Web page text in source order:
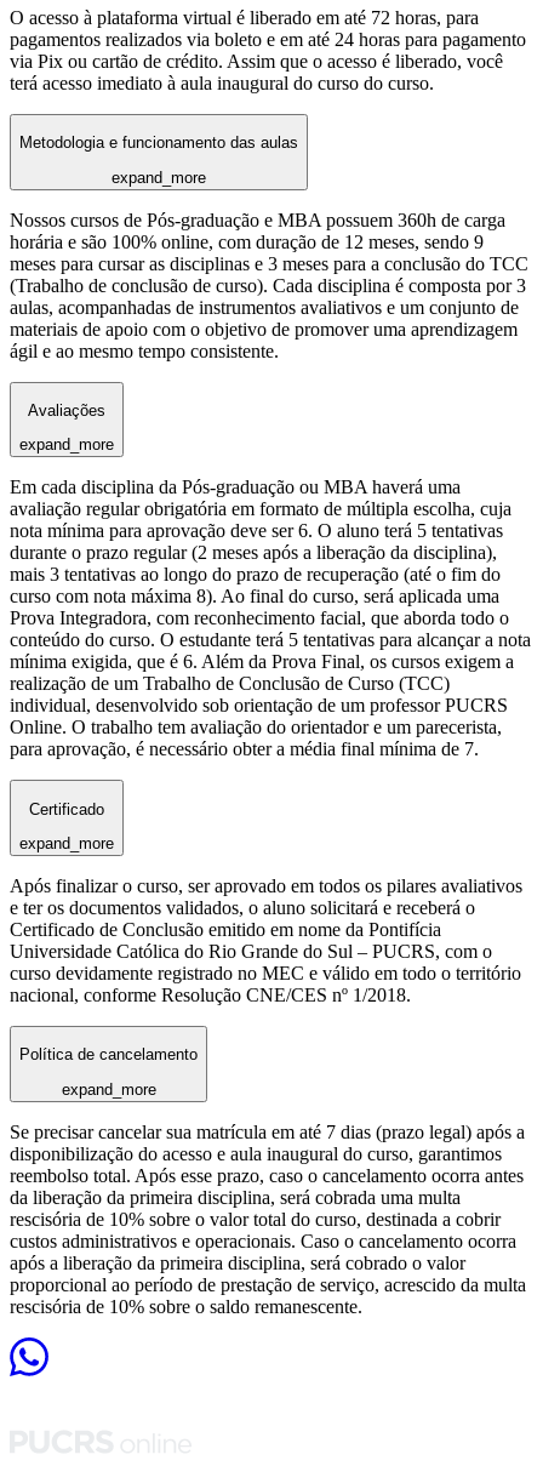
O acesso à plataforma virtual é liberado em até 72 horas, para
pagamentos realizados via boleto e em até 24 horas para pagamento
via Pix ou cartão de crédito. Assim que o acesso é liberado, você
terá acesso imediato à aula inaugural do curso do curso.
Metodologia e funcionamento das aulas
expand_more
Nossos cursos de Pós-graduação e MBA possuem 360h de carga
horária e são 100% online, com duração de 12 meses, sendo 9
meses para cursar as disciplinas e 3 meses para a conclusão do TCC
(Trabalho de conclusão de curso). Cada disciplina é composta por 3
aulas, acompanhadas de instrumentos avaliativos e um conjunto de
materiais de apoio com o objetivo de promover uma aprendizagem
ágil e ao mesmo tempo consistente.
Avaliações
expand_more
Em cada disciplina da Pós-graduação ou MBA haverá uma
avaliação regular obrigatória em formato de múltipla escolha, cuja
nota mínima para aprovação deve ser 6. O aluno terá 5 tentativas
durante o prazo regular (2 meses após a liberação da disciplina),
mais 3 tentativas ao longo do prazo de recuperação (até o fim do
curso com nota máxima 8). Ao final do curso, será aplicada uma
Prova Integradora, com reconhecimento facial, que aborda todo o
conteúdo do curso. O estudante terá 5 tentativas para alcançar a nota
mínima exigida, que é 6. Além da Prova Final, os cursos exigem a
realização de um Trabalho de Conclusão de Curso (TCC)
individual, desenvolvido sob orientação de um professor PUCRS
Online. O trabalho tem avaliação do orientador e um parecerista,
para aprovação, é necessário obter a média final mínima de 7.
Certificado
expand_more
Após finalizar o curso, ser aprovado em todos os pilares avaliativos
e ter os documentos validados, o aluno solicitará e receberá o
Certificado de Conclusão emitido em nome da Pontifícia
Universidade Católica do Rio Grande do Sul – PUCRS, com o
curso devidamente registrado no MEC e válido em todo o território
nacional, conforme Resolução CNE/CES nº 1/2018.
Política de cancelamento
expand_more
Se precisar cancelar sua matrícula em até 7 dias (prazo legal) após a
disponibilização do acesso e aula inaugural do curso, garantimos
reembolso total. Após esse prazo, caso o cancelamento ocorra antes
da liberação da primeira disciplina, será cobrada uma multa
rescisória de 10% sobre o valor total do curso, destinada a cobrir
custos administrativos e operacionais. Caso o cancelamento ocorra
após a liberação da primeira disciplina, será cobrado o valor
proporcional ao período de prestação de serviço, acrescido da multa
rescisória de 10% sobre o saldo remanescente.